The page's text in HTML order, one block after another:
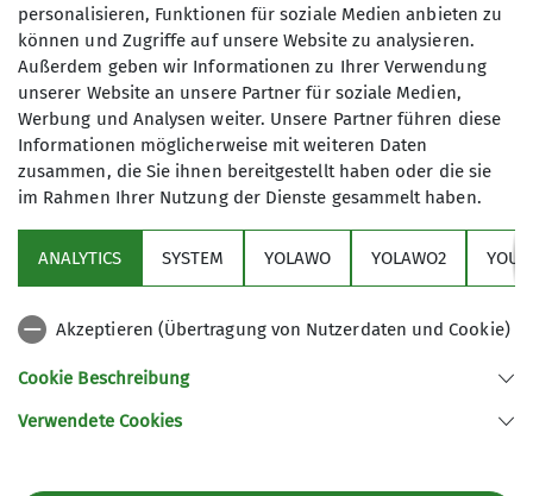
zu den Teilnahmebedingungen
Um alle aktuellen Angebote einzusehen und
direkt buchen zu können, stimmt bitte der
Nutzung unseres neuen, benutzerfreundlichen
Buchungstools Yolawo zu.
personalisieren, Funktionen für soziale Medien anbieten zu
können und Zugriffe auf unsere Website zu analysieren.
Außerdem geben wir Informationen zu Ihrer Verwendung
unserer Website an unsere Partner für soziale Medien,
Werbung und Analysen weiter. Unsere Partner führen diese
Informationen möglicherweise mit weiteren Daten
zusammen, die Sie ihnen bereitgestellt haben oder die sie
im Rahmen Ihrer Nutzung der Dienste gesammelt haben.
ANALYTICS SYSTEM YOLAWO YOLAWO2
Akzeptieren (Übertragung von Nutzerdaten und Cookie)
Cookie Beschreibung
Verwendete Cookies